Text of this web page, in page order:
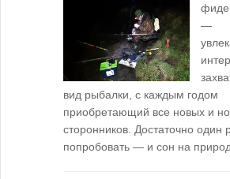
—
вид рыбалки, с каждым годом
приобретающий все новых и
сторонников. Достаточно один
попробовать — и сон на